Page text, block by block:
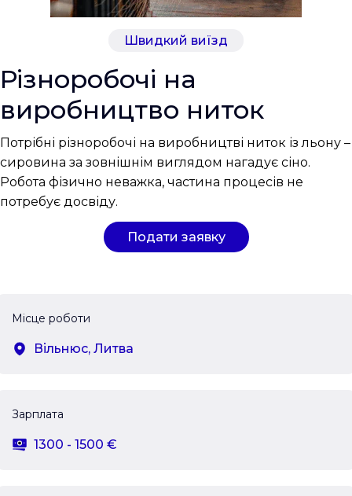
Швидкий виїзд
Різноробочі на
виробництво ниток
Потрібні різноробочі на виробництві ниток із льону –
сировина за зовнішнім виглядом нагадує сіно.
Робота фізично неважка, частина процесів не
потребує досвіду.
Подати заявку
Місце роботи
Вільнюс, Литва
Зарплата
1300 - 1500 €